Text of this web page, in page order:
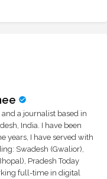
a journalist based in
India. I have been
years, I have served with
Swadesh (Gwalior),
Pradesh Today
full-time in digital